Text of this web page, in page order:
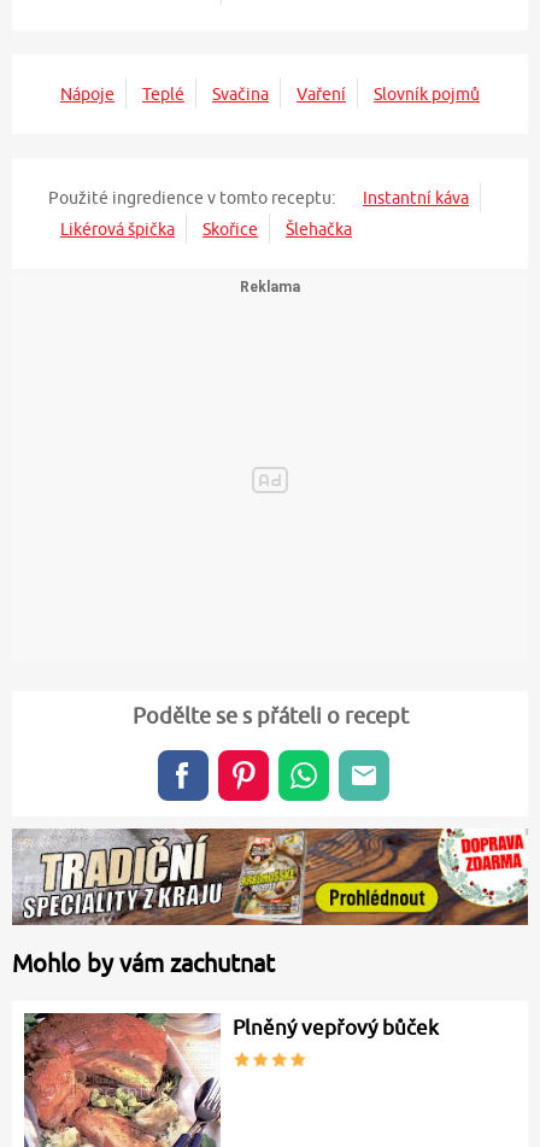
Nápoje Teplé Svačina Vaření Slovník pojmů
Použité ingredience v tomto receptu:
Instantní káva
Likérová špička
Skořice Šlehačka
Podělte se s přáteli o recept
Mohlo by vám zachutnat
Plněný vepřový bůček